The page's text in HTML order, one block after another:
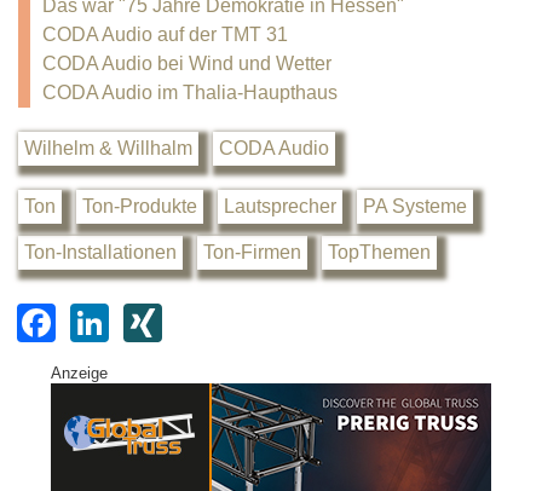
Das war "75 Jahre Demokratie in Hessen"
CODA Audio auf der TMT 31
CODA Audio bei Wind und Wetter
CODA Audio im Thalia-Haupthaus
Wilhelm & Willhalm CODA Audio
Ton Ton-Produkte Lautsprecher PA Systeme
Ton-Installationen Ton-Firmen TopThemen
F
a
c
e
Li
k
e
G
Anzeige